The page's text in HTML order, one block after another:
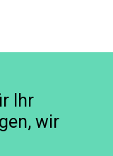
Ihr
wir